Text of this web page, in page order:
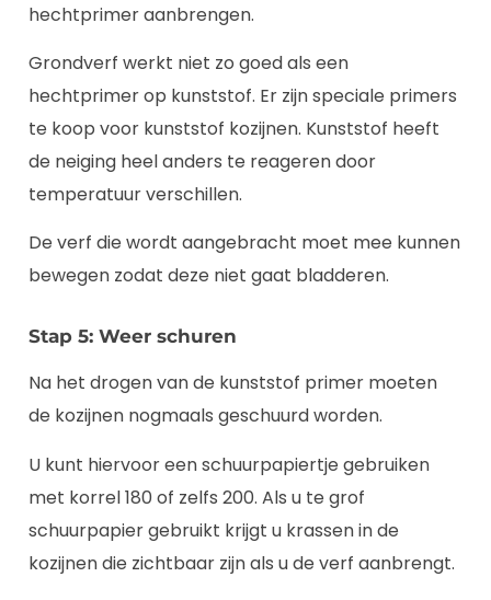
hechtprimer aanbrengen.
Grondverf werkt niet zo goed als een
hechtprimer op kunststof. Er zijn speciale primers
te koop voor kunststof kozijnen. Kunststof heeft
de neiging heel anders te reageren door
temperatuur verschillen.
De verf die wordt aangebracht moet mee kunnen
bewegen zodat deze niet gaat bladderen.
Stap 5: Weer schuren
Na het drogen van de kunststof primer moeten
de kozijnen nogmaals geschuurd worden.
U kunt hiervoor een schuurpapiertje gebruiken
met korrel 180 of zelfs 200. Als u te grof
schuurpapier gebruikt krijgt u krassen in de
kozijnen die zichtbaar zijn als u de verf aanbrengt.